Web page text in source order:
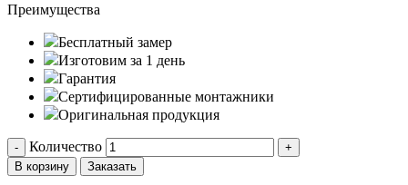
Преимущества
Бесплатный замер
Изготовим за 1 день
Гарантия
Сертифицированные монтажники
Оригинальная продукция
- Количество
+
В корзину
Заказать